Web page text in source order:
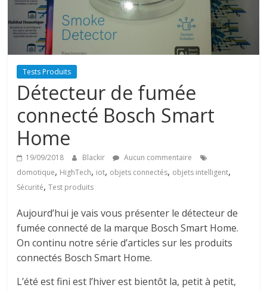
Tests Produits
Détecteur de fumée
connecté Bosch Smart
Home
19/09/2018 Blackir
Aucun commentaire
domotique, HighTech, iot, objets connectés, objets intelligent,
Sécurité,Test produits
Aujourd’hui je vais vous présenter le détecteur de
fumée connecté de la marque Bosch Smart Home.
On continu notre série d’articles sur les produits
connectés Bosch Smart Home.
L’été est fini est l’hiver est bientôt la, petit à petit,